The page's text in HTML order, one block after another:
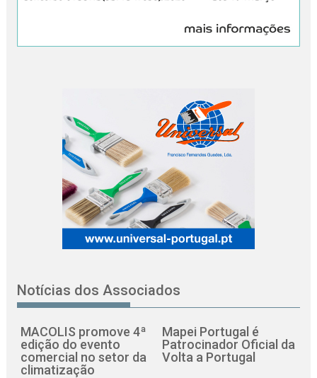
Notícias dos Associados
MACOLIS promove 4ª
edição do evento
comercial no setor da
climatização
Mapei Portugal é
Patrocinador Oficial da
Volta a Portugal